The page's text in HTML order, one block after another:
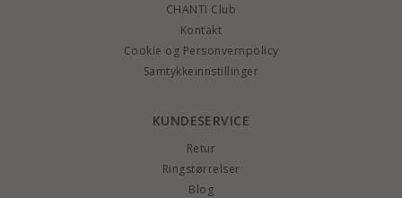
CHANTI Club
Kontakt
Cookie og Personvernpolicy
Samtykkeinnstillinger
KUNDESERVICE
Retur
Ringstørrelser
Blog